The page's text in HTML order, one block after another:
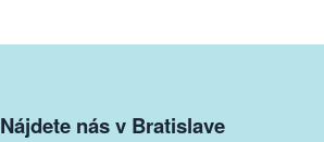
Nájdete nás v Bratislave